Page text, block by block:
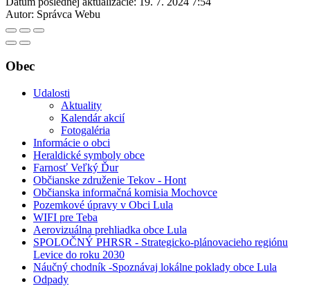
Autor: Správca Webu
Obec
Udalosti
Aktuality
Kalendár akcií
Fotogaléria
Informácie o obci
Heraldické symboly obce
Farnosť Veľký Ďur
Občianske združenie Tekov - Hont
Občianska informačná komisia Mochovce
Pozemkové úpravy v Obci Lula
WIFI pre Teba
Aerovizuálna prehliadka obce Lula
SPOLOČNÝ PHRSR - Strategicko-plánovacieho regiónu
Levice do roku 2030
Náučný chodník -Spoznávaj lokálne poklady obce Lula
Odpady